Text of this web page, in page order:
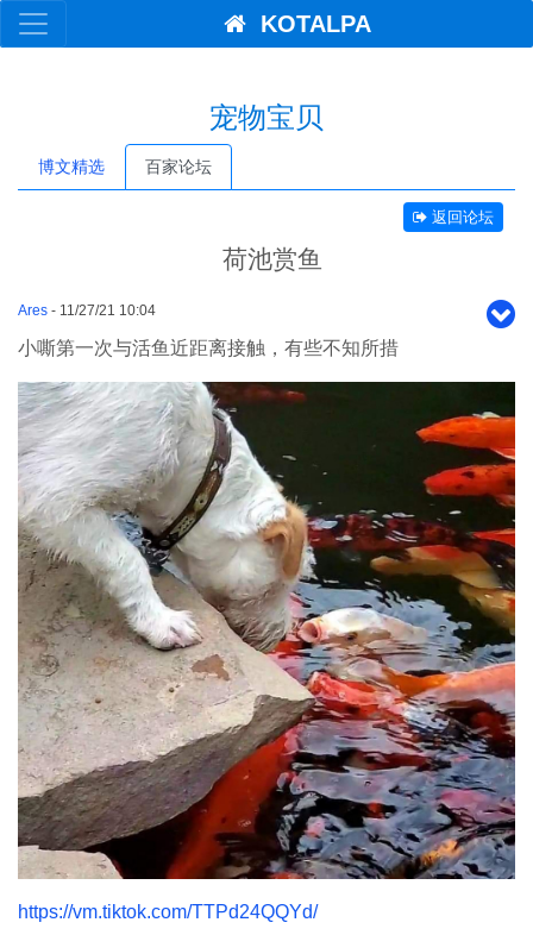
KOTALPA
宠物宝贝
博文精选 百家论坛
返回论坛
荷池赏鱼
Ares - 11/27/21 10:04
小嘶第一次与活鱼近距离接触，有些不知所措
https://vm.tiktok.com/TTPd24QQYd/